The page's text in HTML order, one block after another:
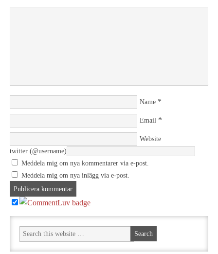
Name *
Email *
Website
twitter (@username)
Meddela mig om nya kommentarer via e-post.
Meddela mig om nya inlägg via e-post.